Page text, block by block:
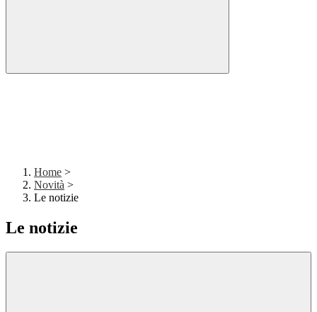
Home >
Novità >
Le notizie
Le notizie